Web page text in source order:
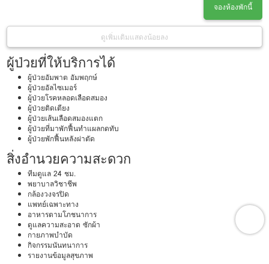
จองห้องพักนี้
ดูเพิ่มเติมแสดงน้อยลง
ผู้ป่วยที่ให้บริการได้
ผู้ป่วยอัมพาต อัมพฤกษ์
ผู้ป่วยอัลไซเมอร์
ผู้ป่วยโรคหลอดเลือดสมอง
ผู้ป่วยติดเตียง
ผู้ป่วยเส้นเลือดสมองแตก
ผู้ป่วยที่มาพักฟื้นทำแผลกดทับ
ผู้ป่วยพักฟื้นหลังผ่าตัด
สิ่งอำนวยความสะดวก
ทีมดูแล 24 ชม.
พยาบาลวิชาชีพ
กล้องวงจรปิด
แพทย์เฉพาะทาง
อาหารตามโภชนาการ
ดูแลความสะอาด ซักผ้า
กายภาพบำบัด
กิจกรรมนันทนาการ
รายงานข้อมูลสุขภาพ